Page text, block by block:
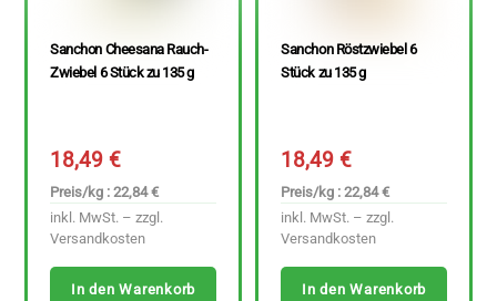
Sanchon Cheesana Rauch-
Zwiebel 6 Stück zu 135 g
18,49€
Preis/kg : 22,84 €
inkl. MwSt. – zzgl.
Versandkosten
In den Warenkorb
Sanchon Röstzwiebel 6
Stück zu 135 g
18,49€
Preis/kg : 22,84 €
inkl. MwSt. – zzgl.
Versandkosten
In den Warenkorb